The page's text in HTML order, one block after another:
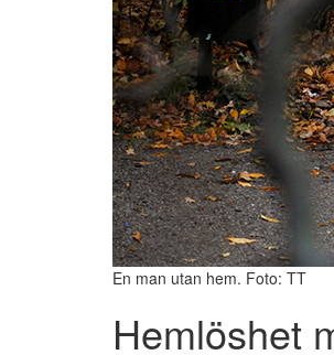
En man utan hem. Foto: TT
Hemlöshet